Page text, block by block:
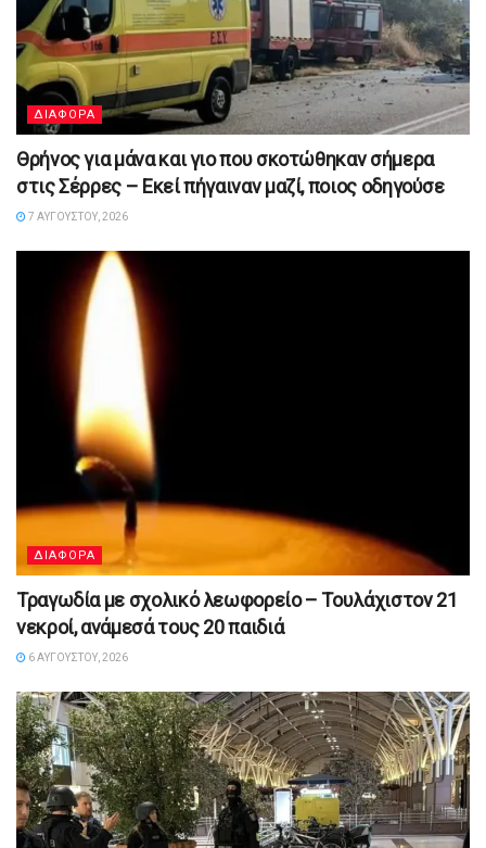
ΔΙΑΦΟΡΑ
Θρήνος για μάνα και γιο που σκοτώθηκαν σήμερα
στις Σέρρες – Εκεί πήγαιναν μαζί, ποιος οδηγούσε
7 ΑΥΓΟΎΣΤΟΥ, 2026
ΔΙΑΦΟΡΑ
Τραγωδία με σχολικό λεωφορείο – Τουλάχιστον 21
νεκροί, ανάμεσά τους 20 παιδιά
6 ΑΥΓΟΎΣΤΟΥ, 2026